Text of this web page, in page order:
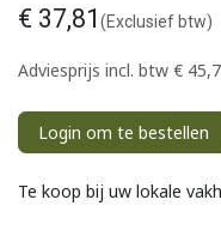
€ 37,81 (Exclusief btw)
Adviesprijs incl. btw €
Login om te bestellen
Te koop bij uw lokale